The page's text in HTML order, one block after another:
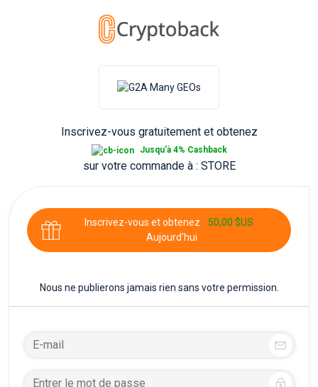
Inscrivez-vous gratuitement et obtenez
Jusqu'à 4% Cashback
sur votre commande à : STORE
Inscrivez-vous et obtenez
50,00 $US
Aujourd'hui
Nous ne publierons jamais rien sans votre permission.